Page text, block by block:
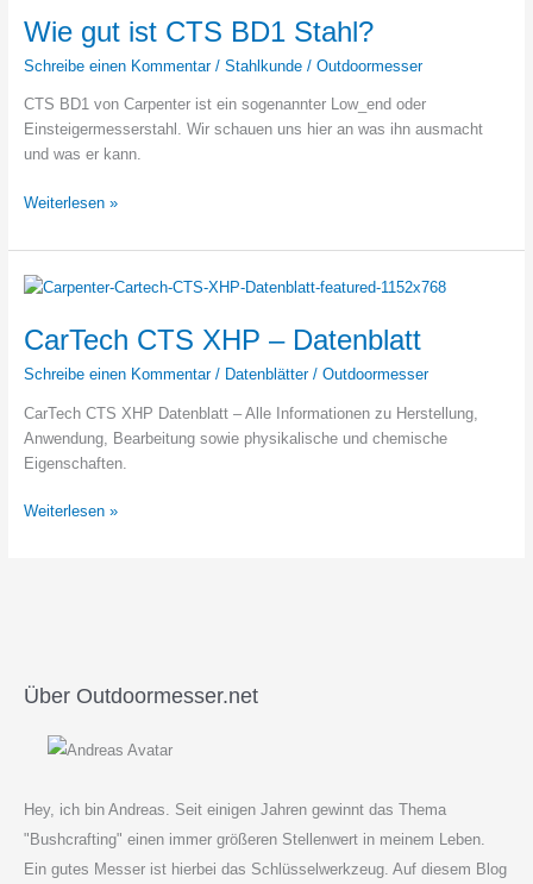
Wie gut ist CTS BD1 Stahl?
Schreibe einen Kommentar / Stahlkunde/ Outdoormesser
CTS BD1 von Carpenter ist ein sogenannter Low_end oder
Einsteigermesserstahl. Wir schauen uns hier an was ihn ausmacht
und was er kann.
Wie
ist
CTS
Stahl?
Weiterlesen »
CarTech CTS XHP – Datenblatt
Schreibe einen Kommentar / Datenblätter/ Outdoormesser
CarTech CTS XHP Datenblatt – Alle Informationen zu Herstellung,
Anwendung, Bearbeitung sowie physikalische und chemische
Eigenschaften.
CarTech
Weiterlesen »
Über Outdoormesser.net
Hey, ich bin Andreas. Seit einigen Jahren gewinnt das Thema
"Bushcrafting" einen immer größeren Stellenwert in meinem Leben.
Ein gutes Messer ist hierbei das Schlüsselwerkzeug. Auf diesem Blog